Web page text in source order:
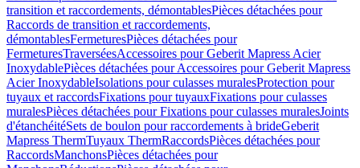
transition et raccordements, démontablesPièces détachées pour
Raccords de transition et raccordements,
démontablesFermeturesPièces détachées pour
FermeturesTraverséesAccessoires pour Geberit Mapress Acier
InoxydablePièces détachées pour Accessoires pour Geberit Mapress
Acier InoxydableIsolations pour culasses muralesProtection pour
tuyaux et raccordsFixations pour tuyauxFixations pour culasses
muralesPièces détachées pour Fixations pour culasses muralesJoints
d'étanchéitéSets de boulon pour raccordements à brideGeberit
Mapress ThermTuyaux ThermRaccordsPièces détachées pour
RaccordsManchonsPièces détachées pour